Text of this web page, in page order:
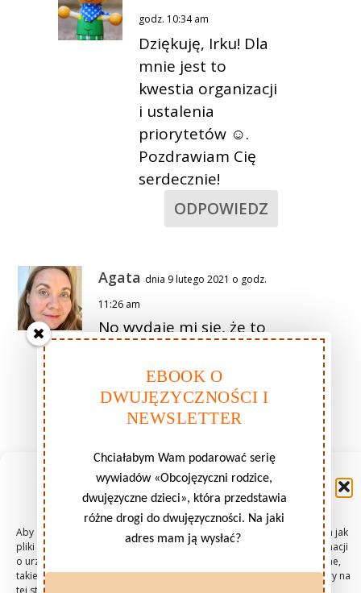
Zarządzaj zgodami plików
cookie
Aby zapewnić jak najlepsze wrażenia, korzystamy z technologii, takich jak
pliki cookie, do przechowywania i/lub uzyskiwania dostępu do informacji
o urządzeniu. Zgoda na te technologie pozwoli nam przetwarzać dane,
takie jak zachowanie podczas przeglądania lub unikalne identyfikatory na
tej stronie. Brak wyrażenia zgody lub wycofanie zgody może
godz. 10:34 am
Dziękuję, Irku! Dla
mnie jest to
kwestia organizacji
i ustalenia
priorytetów ☺.
Pozdrawiam Cię
serdecznie!
ODPOWIEDZ
Agata dnia 9 lutego 2021 o godz.
11:26 am
No wydaje mi się, że to
czasów, którą
zaspakajasz. Coraz
więcej takich
ODPOWIEDZ
AgaMylifestyle dnia 10 lutego
EBOOK O
DWUJĘZYCZNOŚCI I
NEWSLETTER
Chciałabym Wam podarować serię
wywiadów «Obcojęzyczni rodzice,
dwujęzyczne dzieci», która przedstawia
różne drogi do dwujęzyczności. Na jaki
adres mam ją wysłać?